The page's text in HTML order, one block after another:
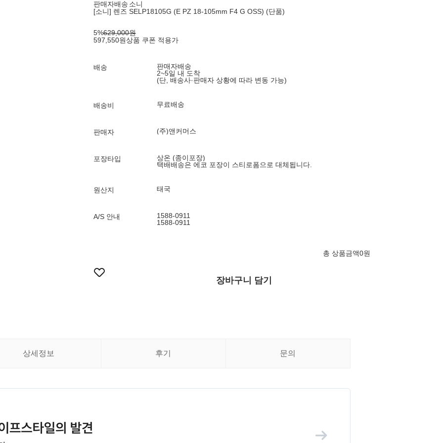
판매자배송 소니
[소니] 렌즈 SELP18105G (E PZ 18-105mm F4 G OSS) (단품)
5%629,000원
597,550원상품 쿠폰 적용가
배송
판매자배송
2~5일 내 도착
(단, 배송사·판매자 상황에 따라 변동 가능)
배송비 무료배송
판매자 (주)앤커머스
포장타입
상온 (종이포장)
택배배송은 에코 포장이 스티로폼으로 대체됩니다.
원산지 태국
A/S 안내
1588-0911
1588-0911
총 상품금액0원
장바구니 담기
상세정보 후기 문의